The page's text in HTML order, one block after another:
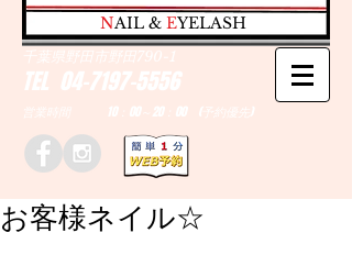
TEL 04-7197-5556
営業時間 10：00～20：00 (予約優先)
千葉県野田市野田790-1
​NAIL & EYELASH
お客様ネイル☆